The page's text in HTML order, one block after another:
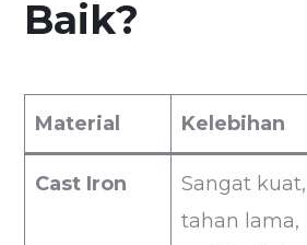
Baik?
Material Kelebihan
Cast Iron
Sangat kuat,
tahan lama,